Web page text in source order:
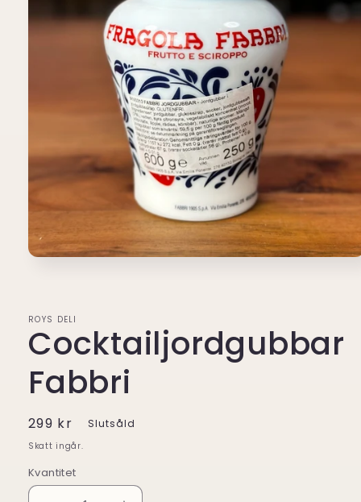
ROYS DELI
Cocktailjordgubbar
Fabbri
Ordinarie
pris
299 kr Slutsåld
Skatt ingår.
Kvantitet